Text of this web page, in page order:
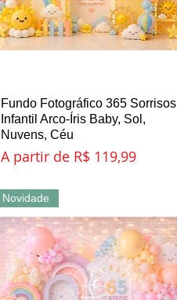
Visualização rápida
Fundo Fotográfico 365 Sorrisos
Infantil Arco-Íris Baby, Sol,
Nuvens, Céu
A partir de R$ 119,99
Preço promocional
Novidade